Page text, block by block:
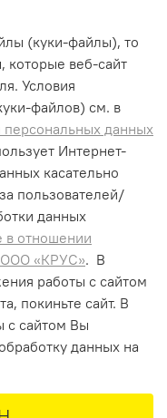
(куки-файлы), то
которые веб-сайт
Условия
файлов) см. в
данных
Интернет-
касательно
пользователей/
данных
в отношении
ООО «КРУС». В
работы с сайтом
покиньте сайт. В
с сайтом Вы
данных на